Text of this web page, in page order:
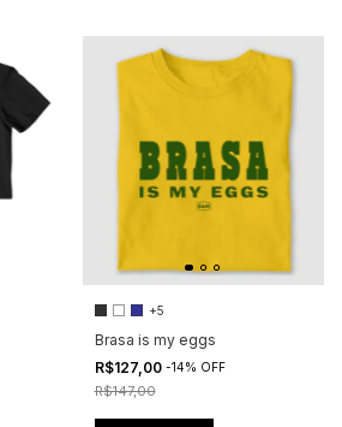
+5
Brasa is my eggs
R$127,00 -14% OFF
R$147,00